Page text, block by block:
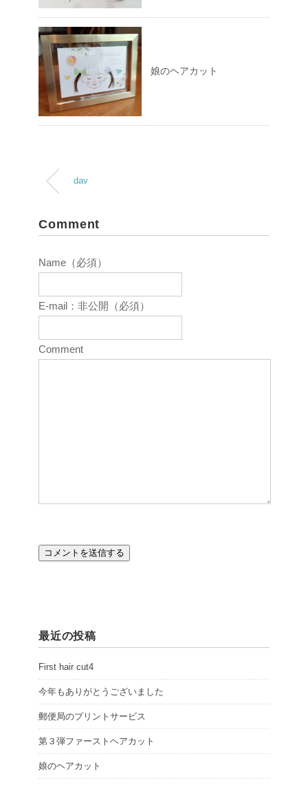
娘のヘアカット
dav
Comment
Name（必須）
E-mail：非公開（必須）
Comment
最近の投稿
First hair cut4
今年もありがとうございました
郵便局のプリントサービス
第３弾ファーストヘアカット
娘のヘアカット